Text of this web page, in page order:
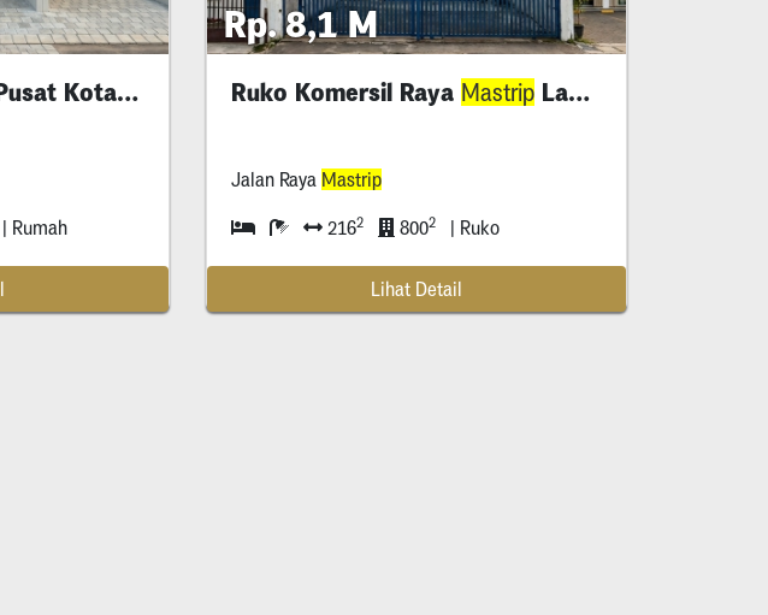
Harvest Link Dekat Pusat Kota Free Dp
| Rumah
Rp. 8,1 M
Ruko Komersil Raya Mastrip Langka
Jalan Raya Mastrip
2162 8002 | Ruko
Lihat Detail